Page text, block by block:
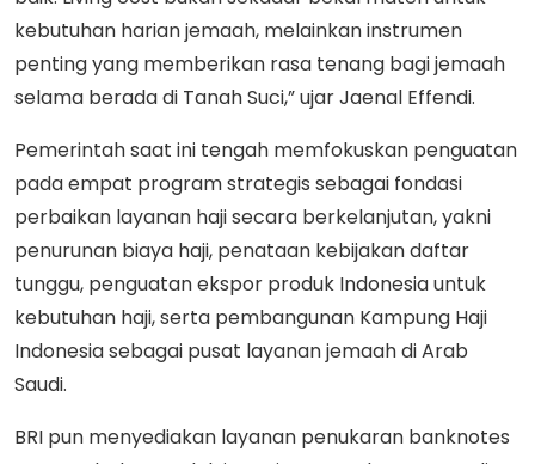
kebutuhan harian jemaah, melainkan instrumen
penting yang memberikan rasa tenang bagi jemaah
selama berada di Tanah Suci,” ujar Jaenal Effendi.
Pemerintah saat ini tengah memfokuskan penguatan
pada empat program strategis sebagai fondasi
perbaikan layanan haji secara berkelanjutan, yakni
penurunan biaya haji, penataan kebijakan daftar
tunggu, penguatan ekspor produk Indonesia untuk
kebutuhan haji, serta pembangunan Kampung Haji
Indonesia sebagai pusat layanan jemaah di Arab
Saudi.
BRI pun menyediakan layanan penukaran banknotes